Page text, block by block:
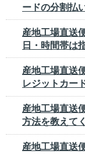
ードの分割払
産地工場直送
日・時間帯は
産地工場直送
レジットカー
産地工場直送
方法を教えて
産地工場直送